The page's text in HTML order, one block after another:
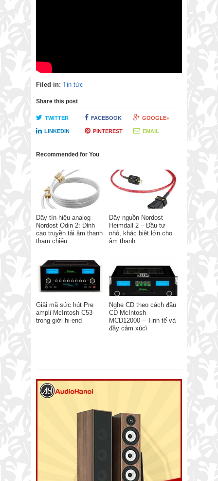
Filed in: Tin tức
Share this post
TWITTER FACEBOOK GOOGLE+
LINKEDIN PINTEREST EMAIL
Recommended for You
Dây tín hiệu analog
Nordost Odin 2: Đỉnh
cao truyền tải âm thanh
tham chiếu
Dây nguồn Nordost
Heimdall 2 – Đầu tư
nhỏ, khác biệt lớn cho
âm thanh
Giải mã sức hút Pre
ampli McIntosh C53
trong giới hi-end
Nghe CD theo cách đầu
CD McIntosh
MCD12000 – Tinh tế và
đầy cảm xúc\